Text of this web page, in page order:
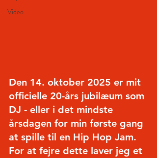
Video
Den 14. oktober 2025 er mit
officielle 20-års jubilæum som
DJ - eller i det mindste
årsdagen for min første gang
at spille til en Hip Hop Jam.
For at fejre dette laver jeg et